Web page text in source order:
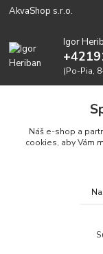
AkvaShop s.r.o.
Igor
(Po-Pia,
Realizujeme
Náš e-shop a
cookies, aby Vám